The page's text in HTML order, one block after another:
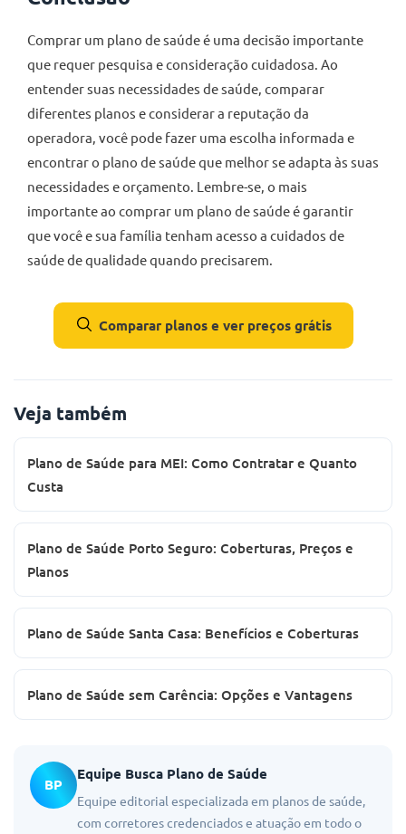
Comprar um plano de saúde é uma decisão importante
que requer pesquisa e consideração cuidadosa. Ao
entender suas necessidades de saúde, comparar
diferentes planos e considerar a reputação da
operadora, você pode fazer uma escolha informada e
encontrar o plano de saúde que melhor se adapta às suas
necessidades e orçamento. Lembre-se, o mais
importante ao comprar um plano de saúde é garantir
que você e sua família tenham acesso a cuidados de
saúde de qualidade quando precisarem.
Comparar planos e ver preços grátis
Veja também
Plano de Saúde para MEI: Como Contratar e Quanto
Custa
Plano de Saúde Porto Seguro: Coberturas, Preços e
Planos
Plano de Saúde Santa Casa: Benefícios e Coberturas
Plano de Saúde sem Carência: Opções e Vantagens
BP
Equipe Busca Plano de Saúde
Equipe editorial especializada em planos de saúde,
com corretores credenciados e atuação em todo o